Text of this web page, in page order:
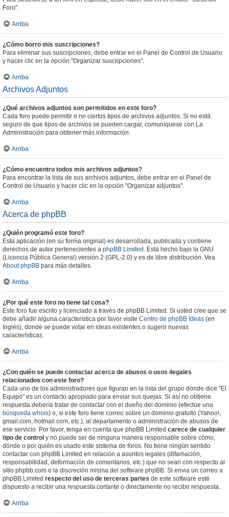
Foro".
Arriba
¿Cómo borro mis suscripciones?
Para eliminar sus suscripciones, debe entrar en el Panel de Control de Usuario
y hacer clic en la opción "Organizar suscripciones".
Arriba
Archivos Adjuntos
¿Qué archivos adjuntos son permitidos en este foro?
Cada foro puede permitir o no ciertos tipos de archivos adjuntos. Si no está
seguro de que tipos de archivos se pueden cargar, comuníquese con La
Administración para obtener más información.
Arriba
¿Cómo encuentro todos mis archivos adjuntos?
Para encontrar la lista de sus archivos adjuntos, debe entrar en el Panel de
Control de Usuario y hacer clic en la opción "Organizar adjuntos".
Arriba
Acerca de phpBB
¿Quién programó este foro?
Esta aplicación (en su forma original) es desarrollada, publicada y contiene
derechos de autor pertenecientes a phpBB Limited . Está hecho bajo la GNU
(Licencia Pública General) versión 2 (GPL-2.0) y es de libre distribución. Vea
About phpBB para más detalles.
Arriba
¿Por qué este foro no tiene tal cosa?
Este foro fue escrito y licenciado a través de phpBB Limited. Si usted cree que se
debe añadir alguna característica por favor visite Centro de phpBB Ideas (en
Inglés), donde se puede votar en ideas existentes o sugerir nuevas
características.
Arriba
¿Con quién se puede contactar acerca de abusos o usos ilegales
relacionados con este foro?
Cada uno de los administradores que figuran en la lista del grupo donde dice "El
Equipo" es un contacto apropiado para enviar sus quejas. Si así no obtiene
respuesta debería tratar de contactar con el dueño del dominio (efectúe una
búsqueda whois) o, si este foro tiene correo sobre un dominio gratuito (Yahoo!,
gmail.com, hotmail.com, etc.), al departamento o administración de abusos de
ese servicio. Por favor, tenga en cuenta que phpBB Limited carece de cualquier
tipo de control y no puede ser de ninguna manera responsable sobre cómo,
dónde o por quién es usado este sistema de foros. No tiene ningún sentido
contactar con phpBB Limited en relación a asuntos legales (difamación,
responsabilidad, deformación de comentarios, etc.) que no sean con respecto al
sitio phpbb.com o la discreción misma del software phpBB. Si envia un correo a
phpBB Limited respecto del uso de terceras partes de este software esté
dispuesto a recibir una respuesta cortante o directamente no recibir respuesta.
Arriba